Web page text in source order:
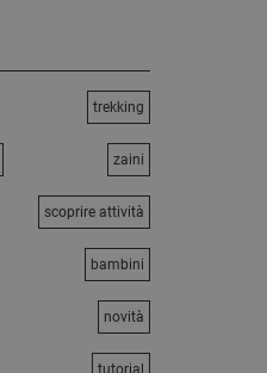
trekking
zaini
scoprire attività
bambini
novità
tutorial